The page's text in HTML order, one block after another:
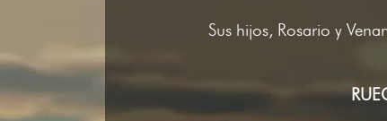
Sus hijos, Rosario y